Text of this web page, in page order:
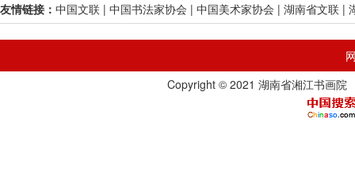
友情链接： 中国文联 | 中国书法家协会 | 中国美术家协会 | 湖南省文联 |
Copyright © 2021 湖南省湘江书画